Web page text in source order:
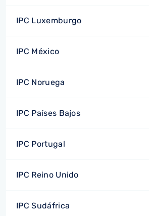
IPC Luxemburgo
IPC México
IPC Noruega
IPC Países Bajos
IPC Portugal
IPC Reino Unido
IPC Sudáfrica